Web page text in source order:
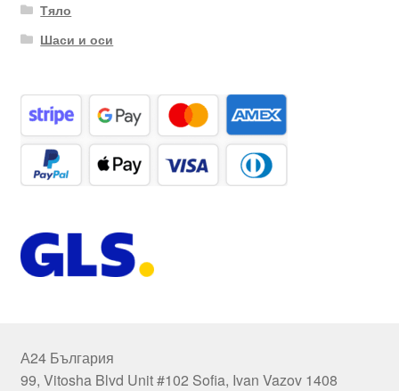
Тяло
Шаси и оси
А24 България
99, Vitosha Blvd Unit #102 Sofia, Ivan Vazov 1408